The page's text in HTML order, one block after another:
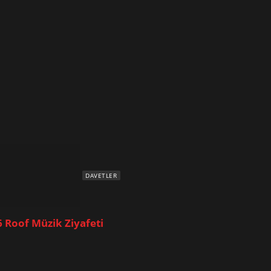
DAVETLER
Roof Müzik Ziyafeti